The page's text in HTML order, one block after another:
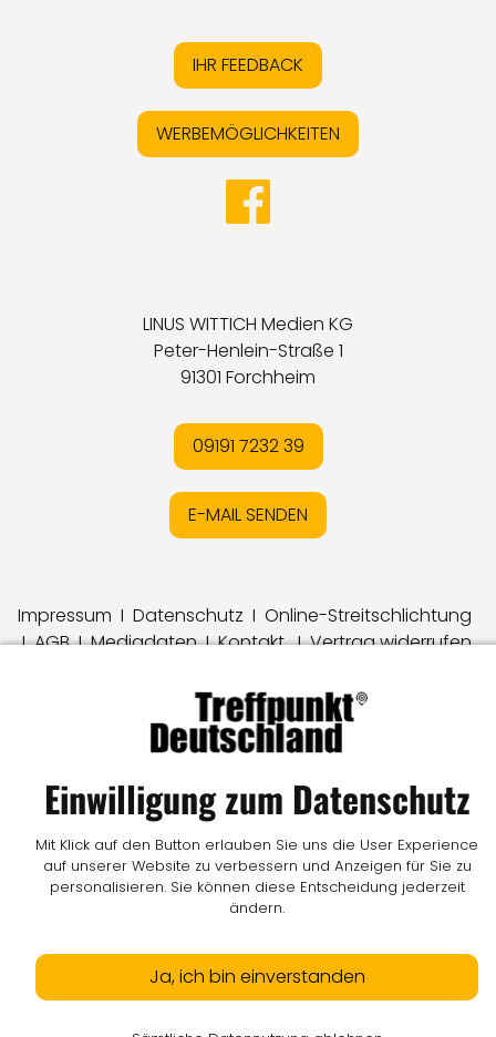
IHR FEEDBACK
WERBEMÖGLICHKEITEN
LINUS WITTICH Medien KG
Peter-Henlein-Straße 1
91301 Forchheim
09191 7232 39
E-MAIL SENDEN
Impressum I Datenschutz I Online-Streitschlichtung
IAGBIMediadatenIKontaktIVertrag widerrufen
© LW Medien GmbH
Einwilligung zum Datenschutz
Mit Klick auf den Button erlauben Sie uns die User Experience
auf unserer Website zu verbessern und Anzeigen für Sie zu
personalisieren. Sie können diese Entscheidung jederzeit
ändern.
Ja, ich bin einverstanden